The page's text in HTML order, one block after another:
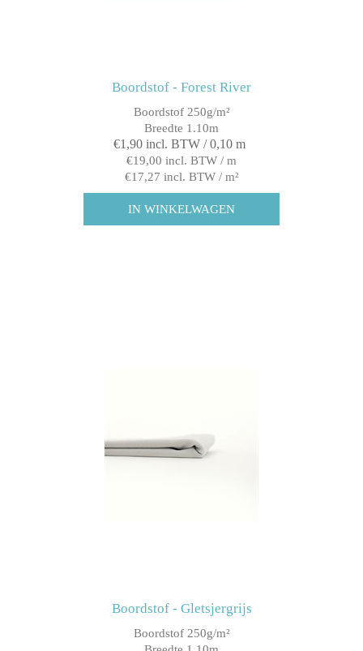
Boordstof - Forest River
Boordstof 250g/m²
Breedte 1.10m
€1,90 incl. BTW / 0,10 m
€19,00 incl. BTW / m
€17,27 incl. BTW / m²
Boordstof - Gletsjergrijs
Boordstof 250g/m²